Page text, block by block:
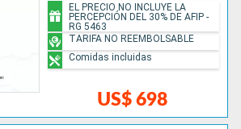
US$ 698
EL PRECIO NO INCLUYE LA
PERCEPCIÓN DEL 30% DE AFIP -
RG 5463
TARIFA NO REEMBOLSABLE
Comidas incluidas